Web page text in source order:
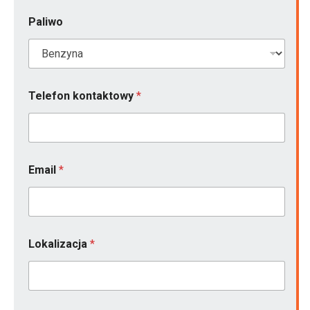
Paliwo
Telefon kontaktowy *
Email *
Lokalizacja *